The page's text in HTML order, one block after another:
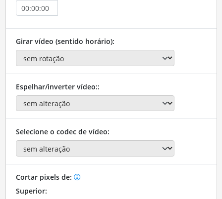
Girar vídeo (sentido horário):
Espelhar/inverter vídeo::
Selecione o codec de vídeo:
Cortar pixels de:
Superior: